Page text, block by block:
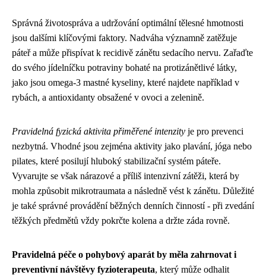
Správná životospráva a udržování optimální tělesné hmotnosti
jsou dalšími klíčovými faktory. Nadváha významně zatěžuje
páteř a může přispívat k recidivě zánětu sedacího nervu. Zařaďte
do svého jídelníčku potraviny bohaté na protizánětlivé látky,
jako jsou omega-3 mastné kyseliny, které najdete například v
rybách, a antioxidanty obsažené v ovoci a zelenině.
Pravidelná fyzická aktivita přiměřené intenzity je pro prevenci
nezbytná. Vhodné jsou zejména aktivity jako plavání, jóga nebo
pilates, které posilují hluboký stabilizační systém páteře.
Vyvarujte se však nárazové a příliš intenzivní zátěži, která by
mohla způsobit mikrotraumata a následně vést k zánětu. Důležité
je také správné provádění běžných denních činností - při zvedání
těžkých předmětů vždy pokrčte kolena a držte záda rovně.
Pravidelná péče o pohybový aparát by měla zahrnovat i
preventivní návštěvy fyzioterapeuta, který může odhalit